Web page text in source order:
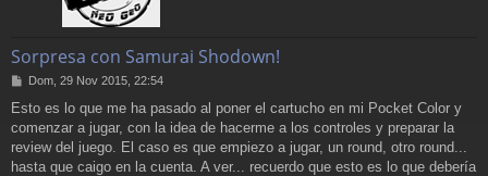
Sorpresa con Samurai Shodown!
M
n
s
a
Dom, 29 Nov 2015, 22:54
Esto es lo que me ha pasado al poner el cartucho en mi Pocket Color y
comenzar a jugar, con la idea de hacerme a los controles y preparar la
review del juego. El caso es que empiezo a jugar, un round, otro round...
hasta que caigo en la cuenta. A ver... recuerdo que esto es lo que debería